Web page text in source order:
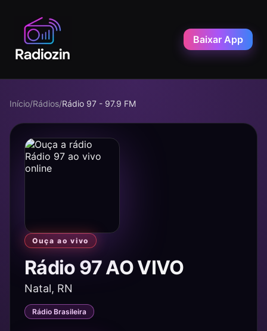
Baixar App
Início/Rádios/Rádio 97 - 97.9 FM
Ouça ao vivo
Rádio 97 AO VIVO
Natal, RN
Rádio Brasileira